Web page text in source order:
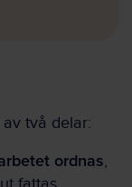
två delar:
ordnas,